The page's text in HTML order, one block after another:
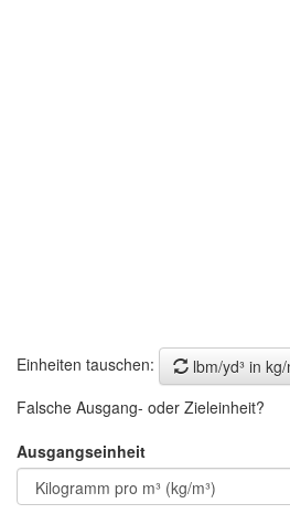
Einheiten tauschen:
lbm/yd³ in
Falsche Ausgang- oder Zieleinheit?
Ausgangseinheit